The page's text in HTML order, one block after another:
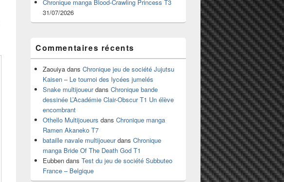
Chronique manga Blood-Crawling Princess T3
31/07/2026
Commentaires récents
Zaouiya dans Chronique jeu de société Jujutsu
Kaisen – Le tournoi des lycées jumelés
Snake multijoueurdans Chronique bande
dessinée L’Académie Clair-Obscur T1 Un élève
encombrant
Othello Multijoueurs dans Chronique manga
Ramen Akaneko T7
bataille navale multijoueurdans Chronique
manga Bride Of The Death God T1
Eubben dans Test du jeu de société Subbuteo
France – Belgique